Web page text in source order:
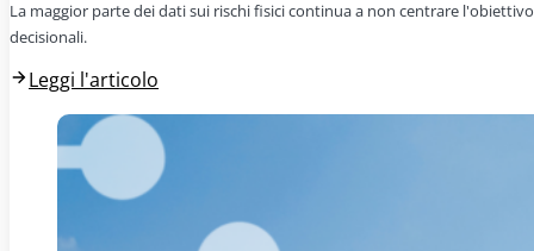
La maggior parte dei dati sui rischi fisici continua a non centrare
decisionali.
Leggi l'articolo